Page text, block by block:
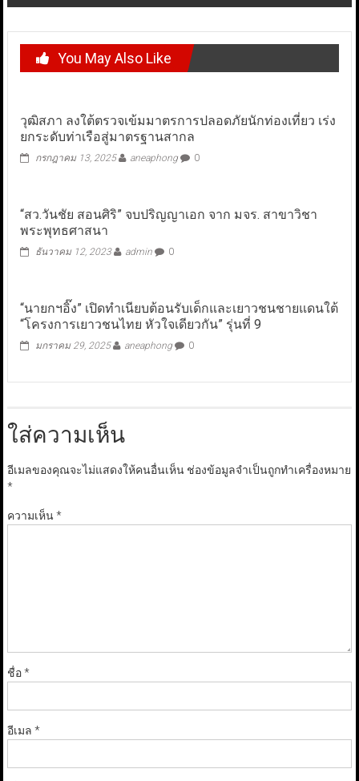
You May Also Like
วุฒิสภา ลงใต้ตรวจเข้มมาตรการปลอดภัยนักท่องเที่ยว เร่ง
ยกระดับท่าเรือสู่มาตรฐานสากล
กรกฎาคม 13, 2025 aneaphong 0
“สว.วันชัย สอนศิริ” จบปริญญาเอก จาก มจร. สาขาวิชา
พระพุทธศาสนา
ธันวาคม 12, 2023 admin 0
“นายกฯอิ๊ง” เปิดทำเนียบต้อนรับเด็กและเยาวชนชายแดนใต้
“โครงการเยาวชนไทย หัวใจเดียวกัน” รุ่นที่ 9
มกราคม 29, 2025 aneaphong 0
ใส่ความเห็น
อีเมลของคุณจะไม่แสดงให้คนอื่นเห็น ช่องข้อมูลจำเป็นถูกทำเครื่องหมาย
*
ความเห็น*
ชื่อ*
อีเมล *